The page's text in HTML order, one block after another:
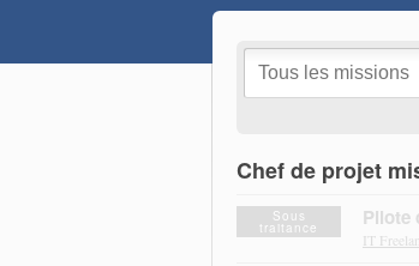
Chef de projet
Sous
traitance Pilote
IT